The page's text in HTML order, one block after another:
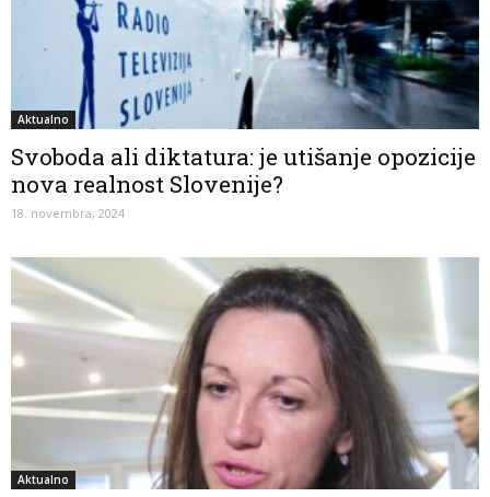
Aktualno
Svoboda ali diktatura: je utišanje opozicije
nova realnost Slovenije?
18. novembra, 2024
Aktualno